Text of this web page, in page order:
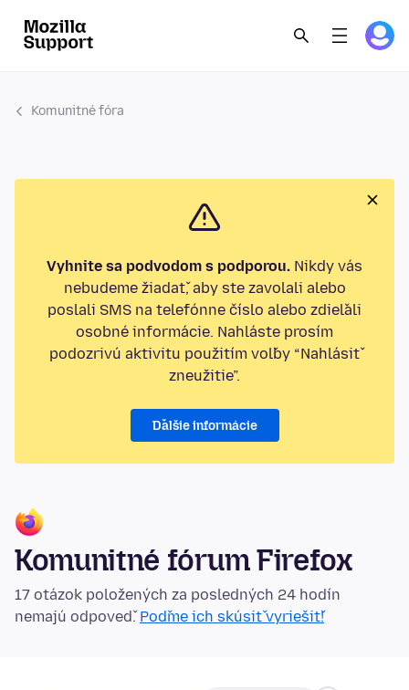
Komunitné fóra
Vyhnite sa podvodom s podporou. Nikdy vás
nebudeme žiadať, aby ste zavolali alebo
poslali SMS na telefónne číslo alebo zdieľali
osobné informácie. Nahláste prosím
podozrivú aktivitu použitím voľby “Nahlásiť
zneužitie”.
Ďalšie informácie
Komunitné fórum Firefox
17 otázok položených za posledných 24 hodín
nemajú odpoveď.Poďme ich skúsiť vyriešiť!